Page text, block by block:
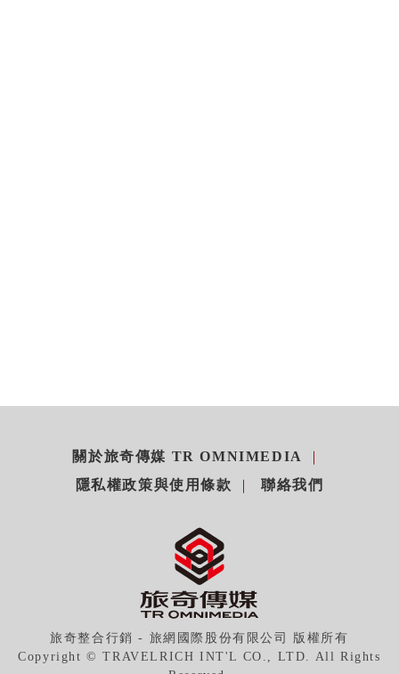
關於旅奇傳媒 TR OMNIMEDIA
隱私權政策與使用條款
聯絡我們
旅奇整合行銷 - 旅網國際股份有限公司 版權所有
Copyright © TRAVELRICH INT'L CO., LTD. All Rights